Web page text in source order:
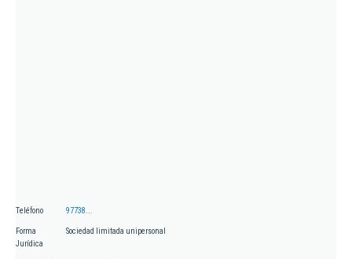
Teléfono 97738...
Forma
Jurídica
Sociedad limitada unipersonal